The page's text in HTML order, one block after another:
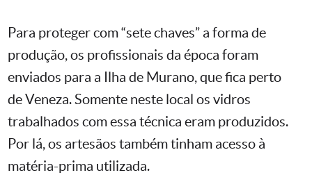
Para proteger com “sete chaves” a forma de
produção, os profissionais da época foram
enviados para a Ilha de Murano, que fica perto
de Veneza. Somente neste local os vidros
trabalhados com essa técnica eram produzidos.
Por lá, os artesãos também tinham acesso à
matéria-prima utilizada.